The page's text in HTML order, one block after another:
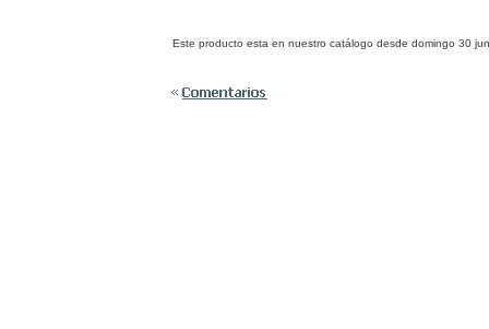
Este producto esta en nuestro catálogo desde domingo 30